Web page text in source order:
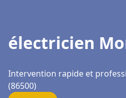
électricien
Intervention rapide et
(86500)